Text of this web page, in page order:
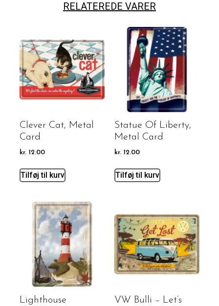
RELATEREDE VARER
Clever Cat, Metal
Card
kr. 12.00
Tilføj til kurv
Statue Of Liberty,
Metal Card
kr. 12.00
Tilføj til kurv
Lighthouse
VW Bulli – Let’s